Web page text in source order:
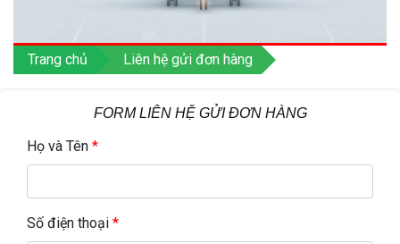
Trang chủ Liên hệ gửi đơn hàng
FORM LIÊN HỆ GỬI ĐƠN HÀNG
Họ và Tên *
Số điện thoại *